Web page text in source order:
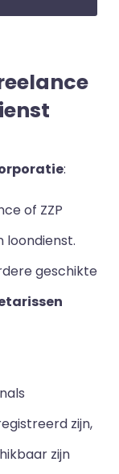
:
of ZZP
loondienst.
geschikte
zijn,
zijn